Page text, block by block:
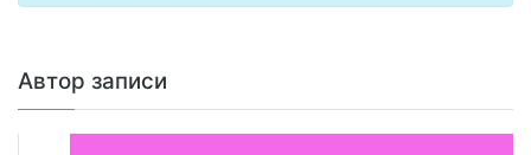
Автор записи